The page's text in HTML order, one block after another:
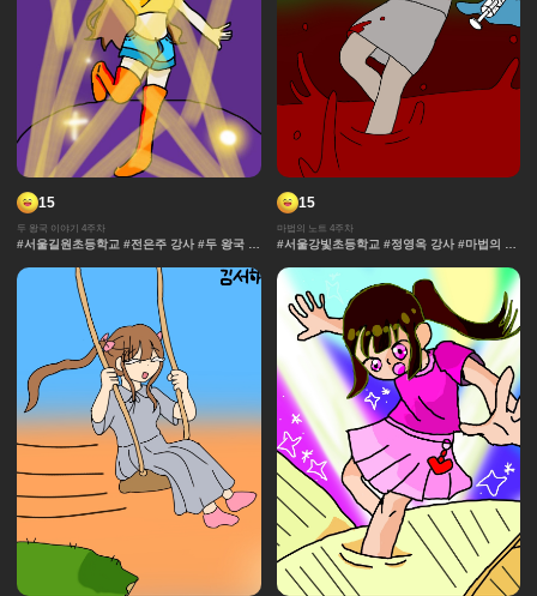
15
두 왕국 이야기 4주차
#서울길원초등학교 #전은주 강사 #두 왕국 이
#보석 #채색기법 #왕국
15
마법의 노트 4주차
#서울강빛초등학교 #정영옥 강사 #마법의 노
티 #날씨 #캐릭터 #아이돌 #액션 #컷만화 #
개성 #창작 디자인 #마법 #노트 #채색기법 #
댄스 #연출 #무대